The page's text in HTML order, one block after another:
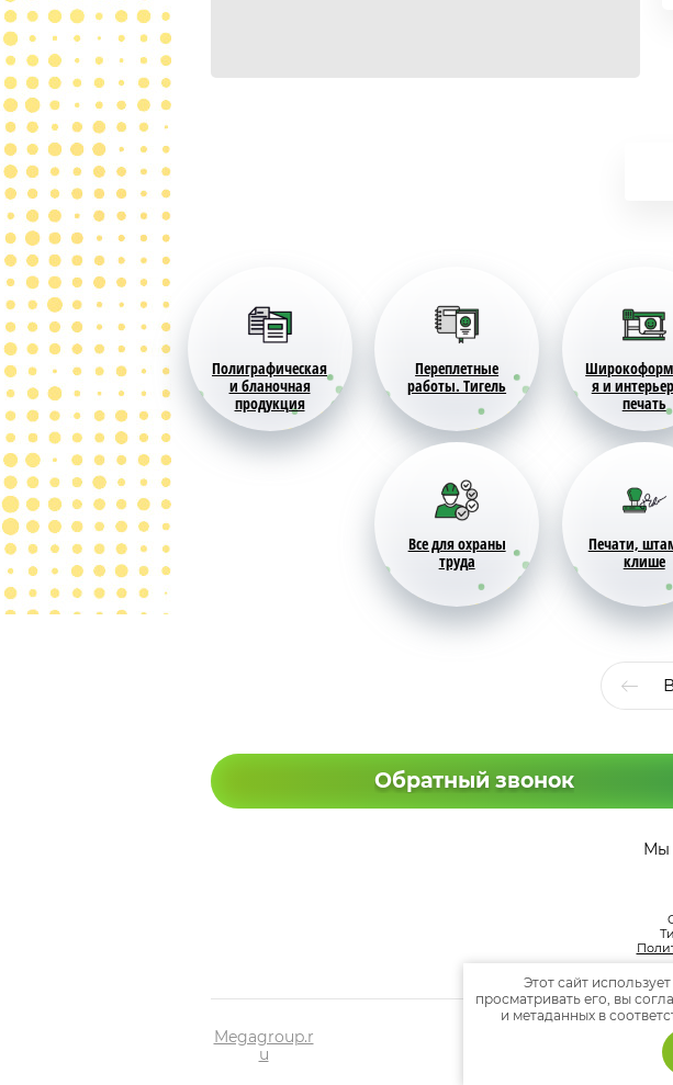
Полиграфическая
и бланочная
продукция
Переплетные
работы. Тигель
я и
печать
Все для охраны
труда
Печати,
клише
Обратный звонок
Мы
Megagroup.r
u
Этот сайт
просматривать его, вы
и метаданных в